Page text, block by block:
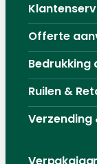
Offerte
Bedrukking
Ruilen &
Verzending